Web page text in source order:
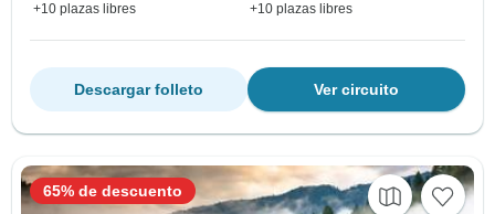
+10 plazas libres +10 plazas libres
Ver circuito
Descargar folleto
65% de descuento